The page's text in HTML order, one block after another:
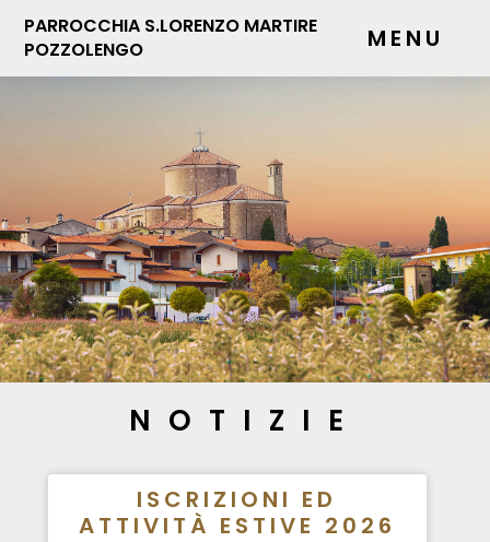
PARROCCHIA S.LORENZO MARTIRE
POZZOLENGO
MENU
NOTIZIE
ISCRIZIONI ED
ATTIVITÀ ESTIVE 2026